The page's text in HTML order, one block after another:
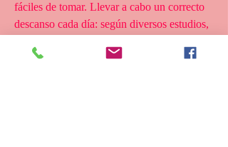
fáciles de tomar. Llevar a cabo un correcto
descanso cada día: según diversos estudios,
reducidos hasta en un 40% cuando las horas